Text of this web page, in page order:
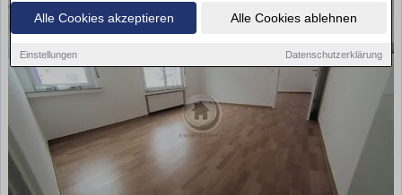
Alle Cookies akzeptieren Alle Cookies ablehnen
Einstellungen Datenschutzerklärung